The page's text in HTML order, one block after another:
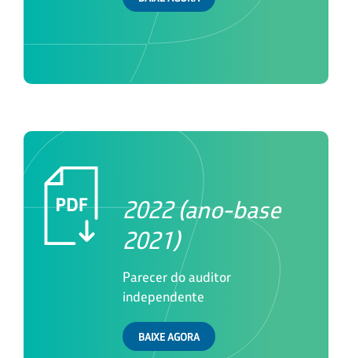
2022 (ano-base
2021)
Parecer do auditor
independente
BAIXE AGORA